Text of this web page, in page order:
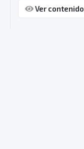
Ver contenido